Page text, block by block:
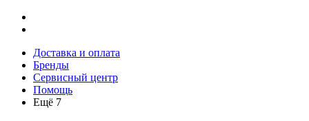
Доставка и оплата
Бренды
Сервисный центр
Помощь
Ещё 7